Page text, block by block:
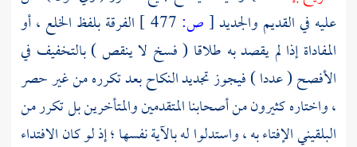
عليه في القديم والجديد[ص:
الفرقة بلفظ الخلع ، أو
المفاداة إذا لم يقصد به طلاقا ( فسخ لا ينقص ) بالتخفيف في
الأفصح ( عددا ) فيجوز تجديد النكاح بعد تكرره من غير حصر
، واختاره كثيرون من أصحابنا المتقدمين والمتأخرين بل تكرر من
البلقينيالإفتاء به ، واستدلوا له بالآية نفسها ؛ إذ لو كان الافتداء